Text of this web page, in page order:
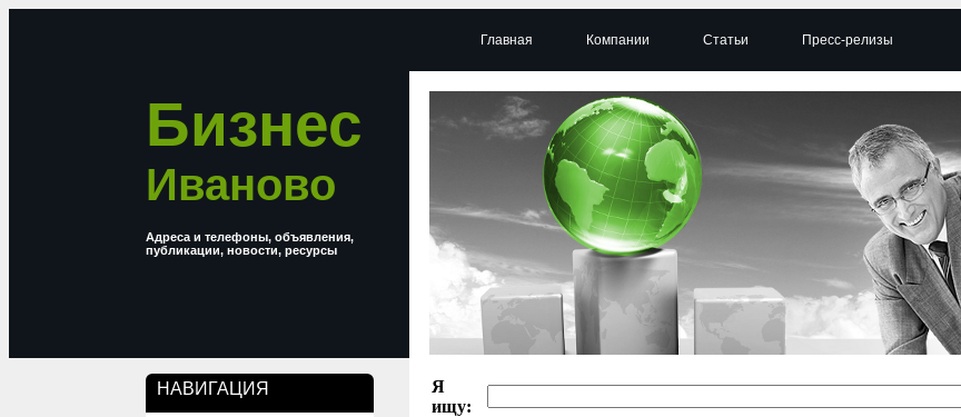
Бизнес
Иваново
Адреса и телефоны, объявления,
публикации, новости, ресурсы
НАВИГАЦИЯ
Главная Компании Статьи Пресс-релизы
Я
ищу: